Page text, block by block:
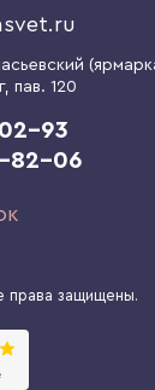
, пав. 120
93
82-06
права защищены.